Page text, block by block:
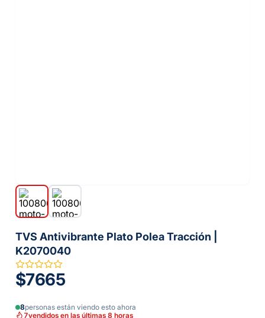
TVS Antivibrante Plato Polea Tracción |
K2070040
$7665
8personas están viendo esto ahora
7vendidos en las últimas 8 horas